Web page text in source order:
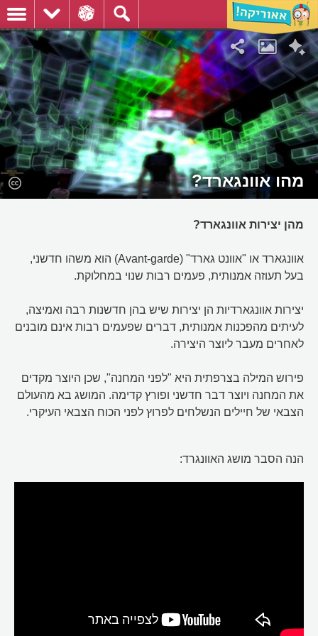
מהו אוונגארד?
מהן יצירות אוונגארד?
אוונגארד או "אוונט גארד" (Avant-garde) הוא משהו חדשני,
בעל תעוזה אמנותית, פעמים רבות שנוי במחלוקת.
יצירות אוונגארדיות הן יצירות שיש בהן חדשנות רבה ואמיצה,
לעיתים מהפכנות אמנותית, דברים שפעמים רבות אינם מובנים
לאחרים מעבר ליוצר היצירה.
פירוש המילה בצרפתית היא "לפני המחנה", שכן היוצר מקדים
את המחנה ויוצר דבר חדשני ופורץ קדימה. המושג בא מהעולם
הצבאי של חיילים הנשלחים לפרוץ לפני הכוח הצבאי העיקרי.
הנה הסבר מושג האוונגרד: